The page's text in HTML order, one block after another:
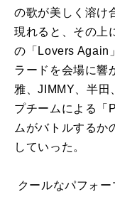
の歌が美しく溶け
現れると、その上
の「 Lovers Again
ラードを会場に響
雅、JIMMY 、半
プチームによる「
ムがバトルするか
していった。
クールなパフォ